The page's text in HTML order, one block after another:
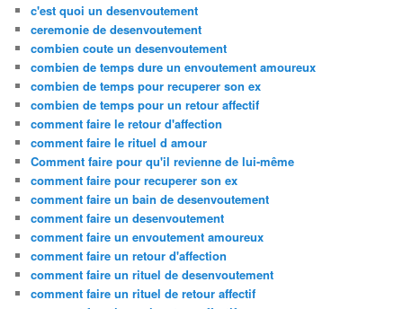
c'est quoi un desenvoutement
ceremonie de desenvoutement
combien coute un desenvoutement
combien de temps dure un envoutement amoureux
combien de temps pour recuperer son ex
combien de temps pour un retour affectif
comment faire le retour d'affection
comment faire le rituel d amour
Comment faire pour qu'il revienne de lui-même
comment faire pour recuperer son ex
comment faire un bain de desenvoutement
comment faire un desenvoutement
comment faire un envoutement amoureux
comment faire un retour d'affection
comment faire un rituel de desenvoutement
comment faire un rituel de retour affectif